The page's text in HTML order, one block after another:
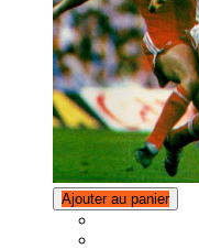
Ajouter au panier